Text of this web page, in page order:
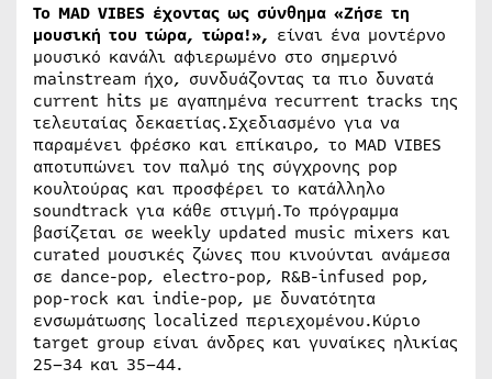
Το MAD VIBES έχοντας ως σύνθημα «Ζήσε τη
μουσική του τώρα, τώρα!», είναι ένα μοντέρνο
μουσικό κανάλι αφιερωμένο στο σημερινό
mainstream ήχο, συνδυάζοντας τα πιο δυνατά
current hits με αγαπημένα recurrent tracks της
τελευταίας δεκαετίας.Σχεδιασμένο για να
παραμένει φρέσκο και επίκαιρο, το MAD VIBES
αποτυπώνει τον παλμό της σύγχρονης pop
κουλτούρας και προσφέρει το κατάλληλο
soundtrack για κάθε στιγμή.Το πρόγραμμα
βασίζεται σε weekly updated music mixers και
curated μουσικές ζώνες που κινούνται ανάμεσα
σε dance-pop, electro-pop, R&B-infused pop,
pop-rock και indie-pop, με δυνατότητα
ενσωμάτωσης localized περιεχομένου.Κύριο
target group είναι άνδρες και γυναίκες ηλικίας
25–34 και 35–44.